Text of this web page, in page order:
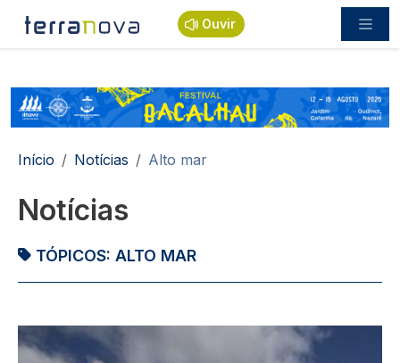
Passar para o conteúdo principal
Ouvir
Navegação estrutural
Início Notícias Alto mar
Notícias
TÓPICOS: ALTO MAR
Imagem